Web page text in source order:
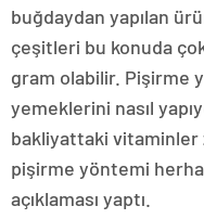
buğdaydan yapılan
çeşitleri bu konuda
gram olabilir. Pişirme
yemeklerini nasıl
bakliyattaki vitaminler
pişirme yöntemi
açıklaması yaptı.